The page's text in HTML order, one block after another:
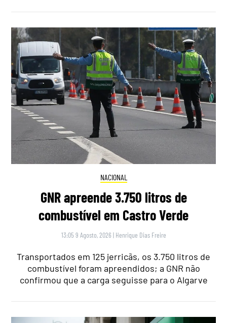
NACIONAL
GNR apreende 3.750 litros de
combustível em Castro Verde
13:05 9 Agosto, 2026 | Henrique Dias Freire
Transportados em 125 jerricãs, os 3.750 litros de
combustível foram apreendidos; a GNR não
confirmou que a carga seguisse para o Algarve